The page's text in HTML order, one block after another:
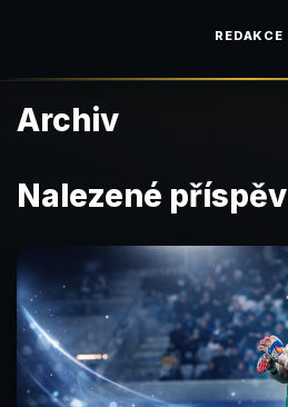
REDAKCE
Archiv
Nalezené